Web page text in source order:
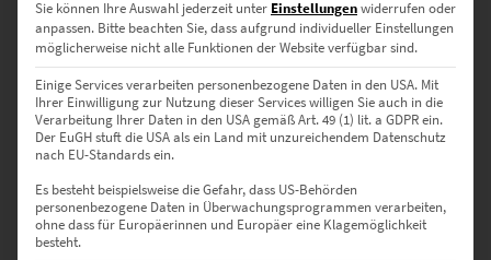
Empfangsbereiche.
120 x 80 cm– Ein Eyecatcher für repräsentative Büros.
135 x 90 cm– Ideal für großzügige Hotellounges.
150 x 100 cm– Perfekt für weitläufige Räume, die ein Statement
setzen sollen.
Noch größere Formate gewünscht?Kein Problem! Nutze unser
Kontaktformular, um uns deine individuellen Wünsche mitzuteilen
– wir beraten dich gerne!
Sie können Ihre Auswahl jederzeit unter Einstellungenwiderrufen oder
anpassen. Bitte beachten Sie, dass aufgrund individueller Einstellungen
möglicherweise nicht alle Funktionen der Website verfügbar sind.
Einige Services verarbeiten personenbezogene Daten in den USA. Mit
Ihrer Einwilligung zur Nutzung dieser Services willigen Sie auch in die
Verarbeitung Ihrer Daten in den USA gemäß Art. 49 (1) lit. a GDPR ein.
Der EuGH stuft die USA als ein Land mit unzureichendem Datenschutz
nach EU-Standards ein.
Es besteht beispielsweise die Gefahr, dass US-Behörden
personenbezogene Daten in Überwachungsprogrammen verarbeiten,
ohne dass für Europäerinnen und Europäer eine Klagemöglichkeit
besteht.